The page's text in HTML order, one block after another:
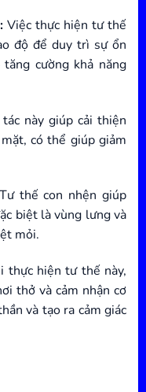
Việc thực hiện tư thế
độ để duy trì sự ổn
cường khả năng
này giúp cải thiện
có thể giúp giảm
Tư thế con nhện giúp
biệt là vùng lưng và
mỏi.
thực hiện tư thế này,
thở và cảm nhận cơ
và tạo ra cảm giác